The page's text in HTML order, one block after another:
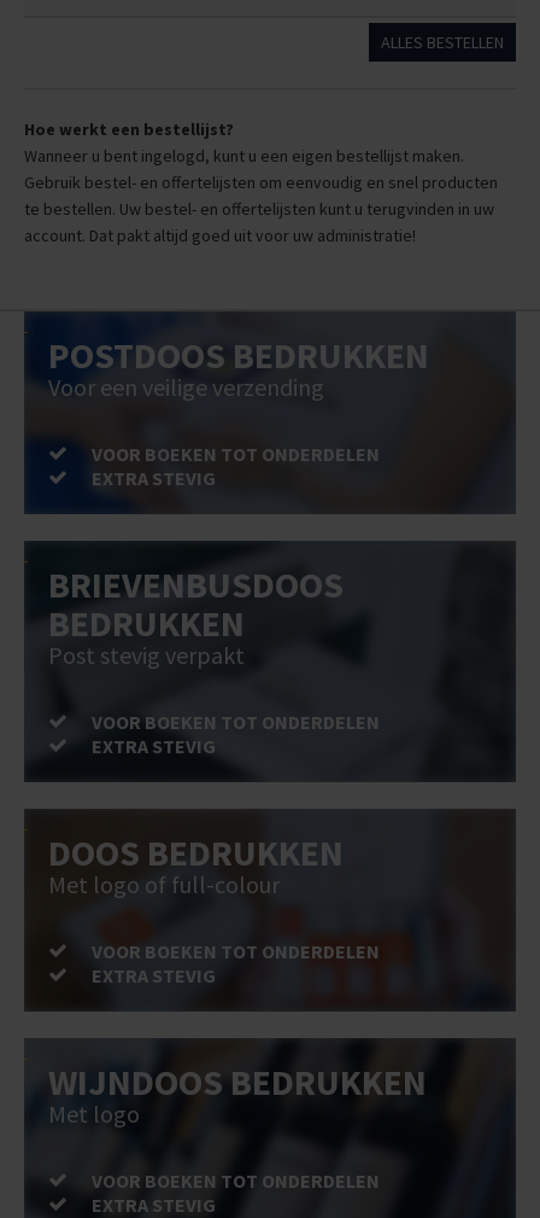
ALLES BESTELLEN
Hoe werkt een bestellijst?
Wanneer u bent ingelogd, kunt u een eigen bestellijst maken.
Gebruik bestel- en offertelijsten om eenvoudig en snel producten
te bestellen. Uw bestel- en offertelijsten kunt u terugvinden in uw
account. Dat pakt altijd goed uit voor uw administratie!
POSTDOOS BEDRUKKEN
Voor een veilige verzending
VOOR BOEKEN TOT ONDERDELEN
EXTRA STEVIG
BRIEVENBUSDOOS
BEDRUKKEN
Post stevig verpakt
VOOR BOEKEN TOT ONDERDELEN
EXTRA STEVIG
DOOS BEDRUKKEN
Met logo of full-colour
VOOR BOEKEN TOT ONDERDELEN
EXTRA STEVIG
WIJNDOOS BEDRUKKEN
Met logo
VOOR BOEKEN TOT ONDERDELEN
EXTRA STEVIG